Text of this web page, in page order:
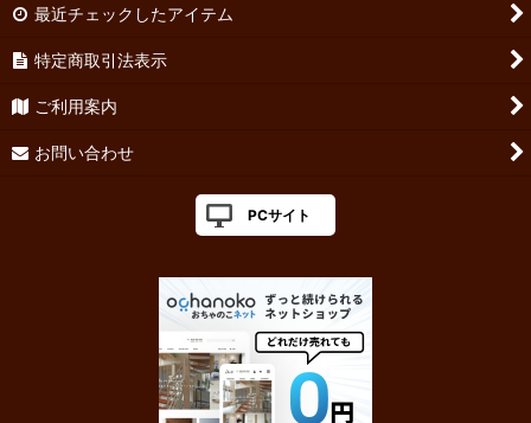
最近チェックしたアイテム
特定商取引法表示
ご利用案内
お問い合わせ
PCサイト